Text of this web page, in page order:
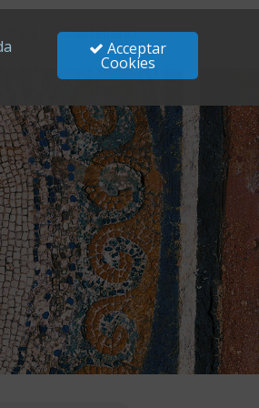
Castellano
Acceptar
Cookies